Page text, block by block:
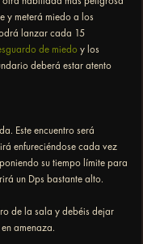
y meterá miedo a los
lanzar cada 15
de miedo y los
deberá estar atento
Este encuentro será
enfureciéndose cada vez
su tiempo límite para
un Dps bastante alto.
de la sala y debéis dejar
amenaza.